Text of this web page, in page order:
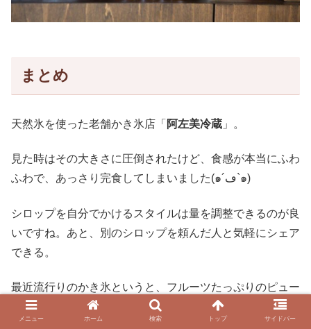
まとめ
天然氷を使った老舗かき氷店「 阿左美冷蔵 」。
見た時はその大きさに圧倒されたけど、食感が本当にふわ
ふわで、あっさり完食してしまいました(๑´ڡ`๑)
シロップを自分でかけるスタイルは量を調整できるのが良
いですね。あと、別のシロップを頼んだ人と気軽にシェア
できる。
最近流行りのかき氷というと、フルーツたっぷりのピュー
レ状のシロップにフルーツをそのままトッピングしてある
メニュー ホーム 検索 トップ サイドバー